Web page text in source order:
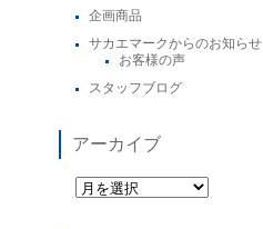
企画商品
サカエマークからのお知らせ
お客様の声
スタッフブログ
アーカイブ